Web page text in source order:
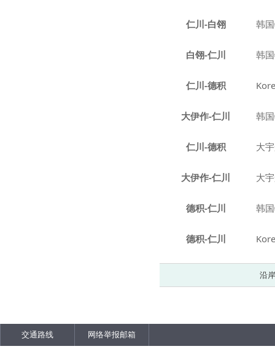
仁川-白翎 韩
白翎-仁川 韩
仁川-德积
大伊作-仁川 韩
仁川-德积 大
大伊作-仁川 大
德积-仁川 韩
德积-仁川
沿
交通路线 网络举报邮箱